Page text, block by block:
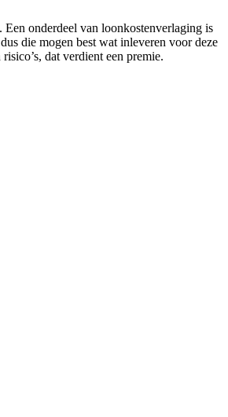
onderdeel van loonkostenverlaging is
die mogen best wat inleveren voor deze
dat verdient een premie.